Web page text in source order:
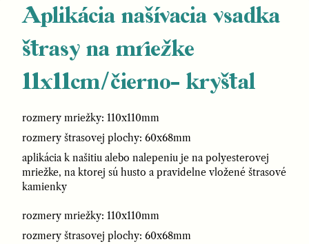
Aplikácia našívacia vsadka
štrasy na mriežke
11x11cm/čierno- kryštal
rozmery mriežky: 110x110mm
rozmery štrasovej plochy: 60x68mm
aplikácia k našitiu alebo nalepeniu je na polyesterovej
mriežke, na ktorej sú husto a pravidelne vložené štrasové
kamienky
rozmery mriežky: 110x110mm
rozmery štrasovej plochy: 60x68mm